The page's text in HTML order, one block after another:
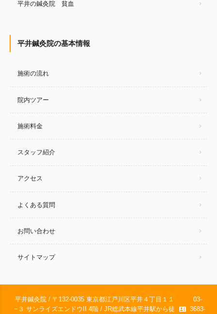
平井の鍼灸院 貧血
平井鍼灸院の基本情報
施術の流れ
院内ツアー
施術料金
スタッフ紹介
アクセス
よくある質問
お問い合わせ
サイトマップ
平井鍼灸院 / 〒132-0035 東京都江戸川区平井４丁目１１
−３ サンライズエンドウII 4階 / JR総武本線平井駅から徒
contact_phone
03-
3683-